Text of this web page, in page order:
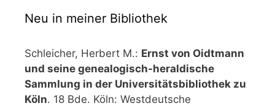
Neu in meiner Bibliothek
Schleicher, Herbert M.: Ernst von Oidtmann
und seine genealogisch-heraldische
Sammlung in der Universitätsbibliothek zu
Köln. 18 Bde. Köln: Westdeutsche